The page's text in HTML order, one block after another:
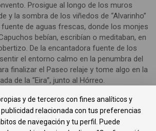
Prosigue al longo de los muros
y la sombra de los viñedos de “Alvarinho”
de aguas frescas, donde los monjes
bebían, escribían o meditaban, en
De la encantadora fuente de los
el entorno calmo en la penumbra del
finalizar el Paseo relaje y tome algo en la
de la “Eira”, junto al Hórreo.
y de terceros con fines analíticos y
relacionada con tus preferencias
de navegación y tu perfil. Puede